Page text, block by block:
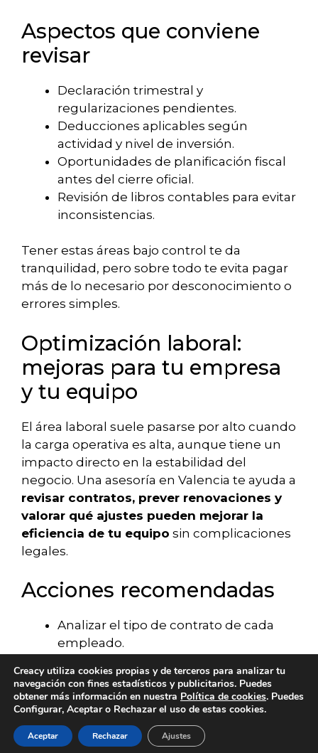
ACERCA DE SERVICIOS EMPLEO BLOG
Aspectos que conviene
revisar
Declaración trimestral y
regularizaciones pendientes.
Deducciones aplicables según
actividad y nivel de inversión.
Oportunidades de planificación fiscal
antes del cierre oficial.
Revisión de libros contables para evitar
inconsistencias.
Tener estas áreas bajo control te da
tranquilidad, pero sobre todo te evita pagar
más de lo necesario por desconocimiento o
errores simples.
Optimización laboral:
mejoras para tu empresa
y tu equipo
El área laboral suele pasarse por alto cuando
la carga operativa es alta, aunque tiene un
impacto directo en la estabilidad del
negocio. Una asesoría en Valencia te ayuda a
revisar contratos, prever renovaciones y
valorar qué ajustes pueden mejorar la
eficiencia de tu equipo sin complicaciones
legales.
Acciones recomendadas
Analizar el tipo de contrato de cada
empleado.
aplicables.
Revisar cotizaciones y bases de
Seguridad Social.
Evaluar cargas laborales para planificar
contrataciones futuras.
Creacy utiliza cookies propias y de terceros para analizar tu
navegación con fines estadísticos y publicitarios. Puedes
obtener más información en nuestra Política de cookies. Puedes
Configurar, Aceptar o Rechazar el uso de estas cookies.
Aceptar Rechazar Ajustes